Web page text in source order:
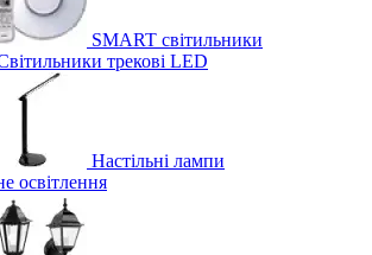
SMART світильники
трекові LED
Настільні лампи
освітлення